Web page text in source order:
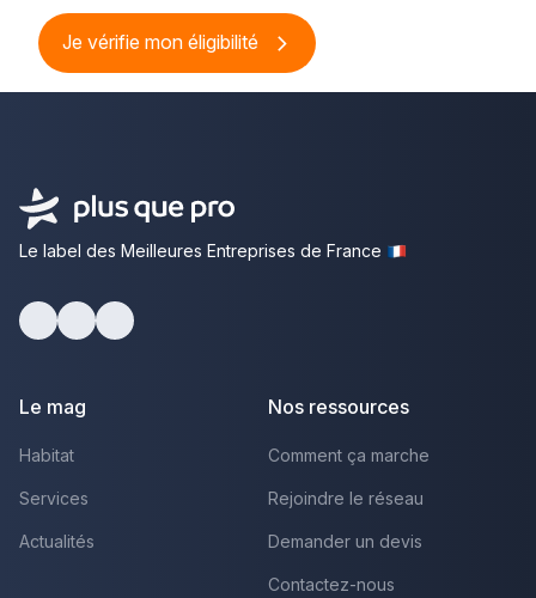
Je vérifie mon éligibilité
Le label des Meilleures Entreprises de France
Le mag
Habitat
Services
Actualités
Nos ressources
Comment ça marche
Rejoindre le réseau
Demander un devis
Contactez-nous